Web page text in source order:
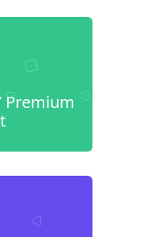
Premium